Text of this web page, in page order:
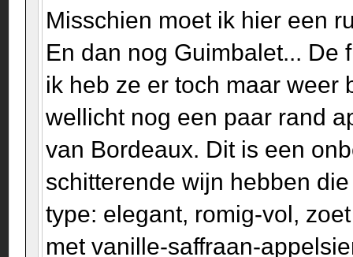
Misschien moet ik hier een
En dan nog Guimbalet... De
ik heb ze er toch maar weer
wellicht nog een paar rand
van Bordeaux. Dit is een
schitterende wijn hebben
type: elegant, romig-vol,
met vanille-saffraan-